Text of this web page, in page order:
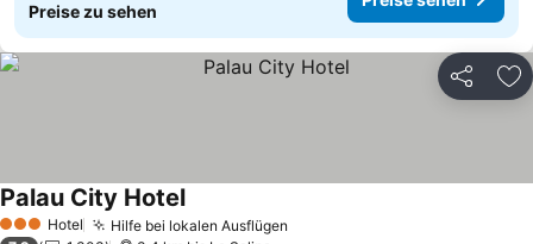
Preise zu sehen
Teilen
3 SterneHotel Hilfe bei lokalen Ausflügen
Palau City HotelPreise sehen